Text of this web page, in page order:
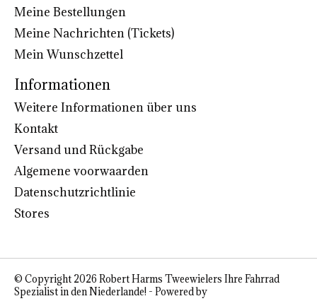
Meine Bestellungen
Meine Nachrichten (Tickets)
Mein Wunschzettel
Informationen
Weitere Informationen über uns
Kontakt
Versand und Rückgabe
Algemene voorwaarden
Datenschutzrichtlinie
Stores
© Copyright 2026 Robert Harms Tweewielers Ihre Fahrrad
Spezialist in den Niederlande! - Powered by